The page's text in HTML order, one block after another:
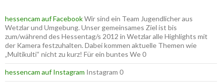
hessencam auf FacebookWir sind ein Team Jugendlicher aus
Wetzlar und Umgebung. Unser gemeinsames Ziel ist bis
zum/während des Hessentag/s 2012 in Wetzlar alle Highlights mit
der Kamera festzuhalten. Dabei kommen aktuelle Themen wie
„Multikulti“ nicht zu kurz! Für ein buntes We 0
hessencam auf Instagram Instagram 0